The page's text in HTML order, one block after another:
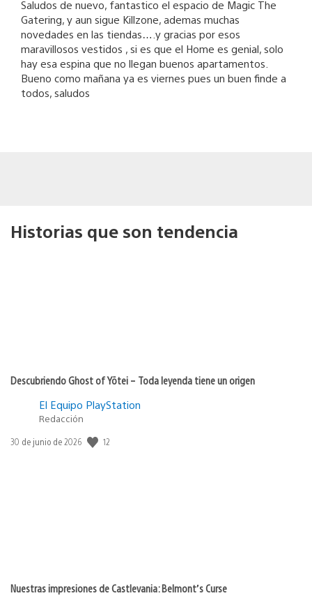
Saludos de nuevo, fantastico el espacio de Magic The
Gatering, y aun sigue Killzone, ademas muchas
novedades en las tiendas….y gracias por esos
maravillosos vestidos , si es que el Home es genial, solo
hay esa espina que no llegan buenos apartamentos.
Bueno como mañana ya es viernes pues un buen finde a
todos, saludos
Historias que son tendencia
Descubriendo Ghost of Yōtei – Toda leyenda tiene un origen
El Equipo PlayStation
Redacción
Fecha
30 de junio de 2026 12
Nuestras impresiones de Castlevania: Belmont’s Curse